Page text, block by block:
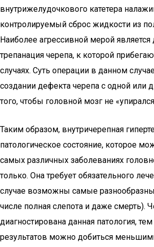
внутрижелудочкового катетера
контролируемый сброс жидкости из
Наиболее агрессивной мерой
трепанация черепа, к которой
случаях. Суть операции в данном
создании дефекта черепа с одной или
того, чтобы головной мозг не
Таким образом, внутричерепная
патологическое состояние, которое
самых различных заболеваниях
только. Она требует обязательного
случае возможны самые
числе полная слепота и даже смерть).
диагностирована данная патология,
результатов можно добиться